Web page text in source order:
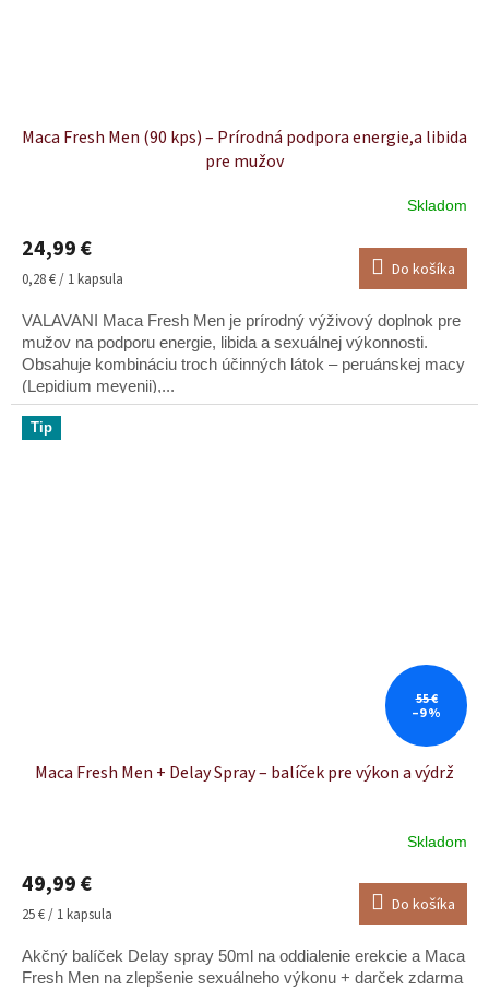
Maca Fresh Men (90 kps) – Prírodná podpora energie,a libida
pre mužov
produktu
je
4,9
z
5
hviezdičiek.
Skladom
24,99 €
Jednotková
0,28 € / 1 kapsula Do košíka
VALAVANI Maca Fresh Men je prírodný výživový doplnok pre
mužov na podporu energie, libida a sexuálnej výkonnosti.
Obsahuje kombináciu troch účinných látok – peruánskej macy
(Lepidium meyenii),...
Tip
55 €
–9 %
Maca Fresh Men + Delay Spray – balíček pre výkon a výdrž
Skladom
49,99 €
Jednotková
25 € / 1 kapsula Do košíka
Akčný balíček Delay spray 50ml na oddialenie erekcie a Maca
Fresh Men na zlepšenie sexuálneho výkonu + darček zdarma